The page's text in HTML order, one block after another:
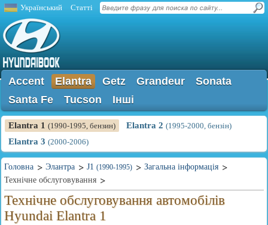
Український Статті
Accent Elantra Getz Grandeur
Sonata
Santa Fe
Tucson Інші
Elantra 1 (1990-1995, бензин) Elantra 2 (1995-2000, бензін)
Elantra 3 (2000-2006)
Головна Элантра J1 (1990-1995)
Загальна інформація
Технічне обслуговування
Технічне обслуговування автомобілів
Hyundai Elantra 1